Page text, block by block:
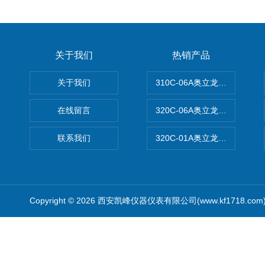
关于我们
关于我们
在线留言
联系我们
热销产品
310C-06A奥立龙实验室台式
320C-06A奥立龙实验室便携
320C-01A奥立龙实验室便携
Copyright © 2026 西安凯峰仪器仪表有限公司